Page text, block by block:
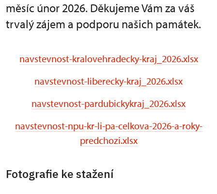
měsíc únor 2026. Děkujeme Vám za váš
trvalý zájem a podporu našich památek.
navstevnost-kralovehradecky-kraj_2026.xlsx
navstevnost-liberecky-kraj_2026.xlsx
navstevnost-pardubickykraj_2026.xlsx
navstevnost-npu-kr-li-pa-celkova-2026-a-roky-
predchozi.xlsx
Fotografie ke stažení